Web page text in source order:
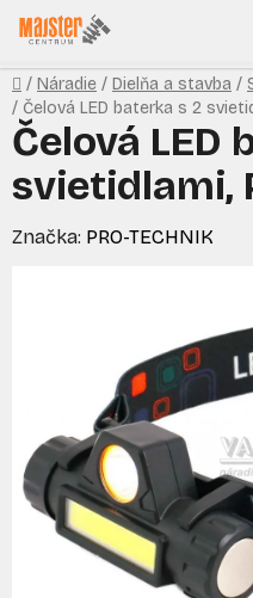
Prejsť
na
obsah
Domov
/ Náradie / Dielňa a stavba /
/ Čelová LED baterka s 2
Čelová LED
svietidlami,
Značka: PRO-TECHNIK